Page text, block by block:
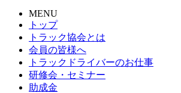
MENU
トップ
トラック協会とは
会員の皆様へ
トラックドライバーのお仕事
研修会・セミナー
助成金